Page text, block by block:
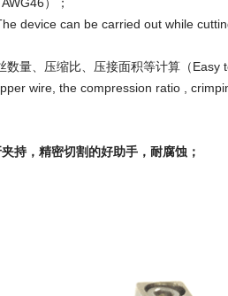
device can be carried out while
量、压缩比、压接面积等计算（
wire, the compression ratio ,
持，精密切割的好助手，耐腐蚀；